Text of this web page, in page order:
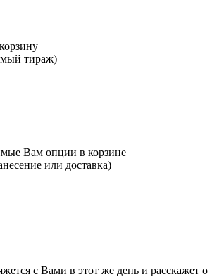
тираж)
Вам опции в корзине
или доставка)
с Вами в этот же день и расскажет о